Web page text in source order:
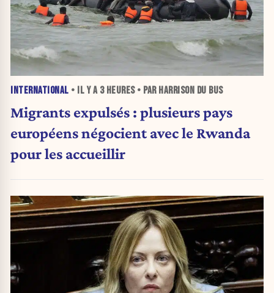
INTERNATIONAL • IL Y A 3 HEURES• PAR HARRISON DU BUS
Migrants expulsés : plusieurs pays
européens négocient avec le Rwanda
pour les accueillir